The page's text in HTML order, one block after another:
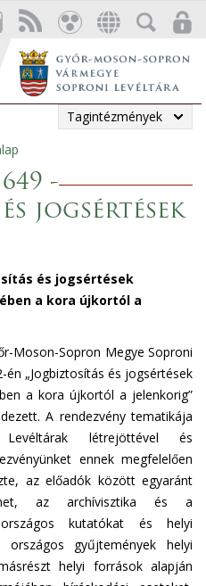
Tagintézmények
-
jogsértések
és jogsértések
a kora újkortól a
Moson-Sopron Megye Soproni
„Jogbiztosítás és jogsértések
a kora újkortól a jelenkorig”
A rendezvény tematikája
létrejöttével és
ennek megfelelően
az előadók között egyaránt
az archívisztika és a
kutatókat és helyi
országos gyűjtemények helyi
helyi források alapján